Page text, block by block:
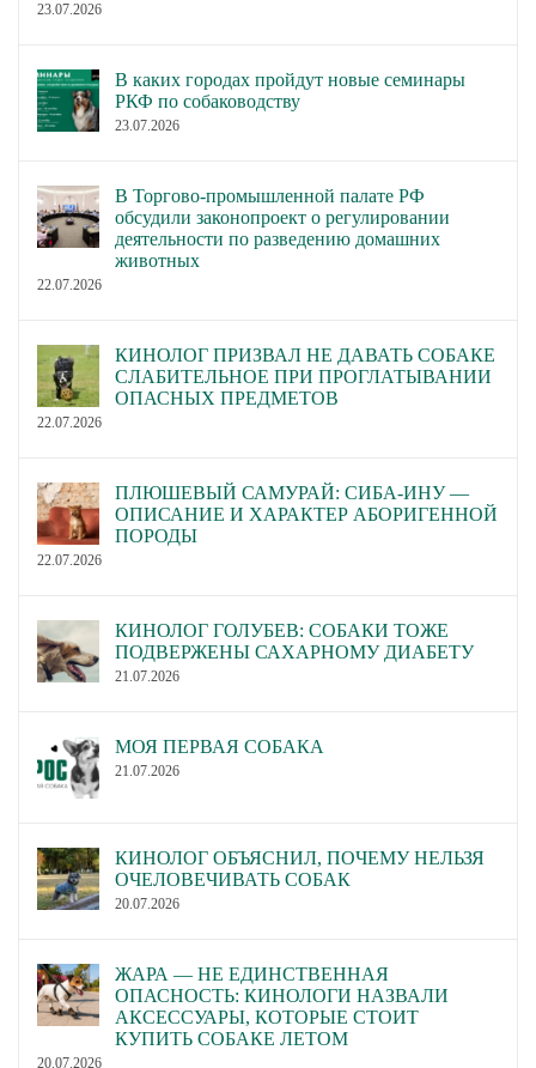
23.07.2026
В каких городах пройдут новые семинары
РКФ по собаководству
23.07.2026
В Торгово-промышленной палате РФ
обсудили законопроект о регулировании
деятельности по разведению домашних
животных
22.07.2026
КИНОЛОГ ПРИЗВАЛ НЕ ДАВАТЬ СОБАКЕ
СЛАБИТЕЛЬНОЕ ПРИ ПРОГЛАТЫВАНИИ
ОПАСНЫХ ПРЕДМЕТОВ
22.07.2026
ПЛЮШЕВЫЙ САМУРАЙ: СИБА-ИНУ —
ОПИСАНИЕ И ХАРАКТЕР АБОРИГЕННОЙ
ПОРОДЫ
22.07.2026
КИНОЛОГ ГОЛУБЕВ: СОБАКИ ТОЖЕ
ПОДВЕРЖЕНЫ САХАРНОМУ ДИАБЕТУ
21.07.2026
МОЯ ПЕРВАЯ СОБАКА
21.07.2026
КИНОЛОГ ОБЪЯСНИЛ, ПОЧЕМУ НЕЛЬЗЯ
ОЧЕЛОВЕЧИВАТЬ СОБАК
20.07.2026
ЖАРА — НЕ ЕДИНСТВЕННАЯ
ОПАСНОСТЬ: КИНОЛОГИ НАЗВАЛИ
АКСЕССУАРЫ, КОТОРЫЕ СТОИТ
КУПИТЬ СОБАКЕ ЛЕТОМ
20.07.2026